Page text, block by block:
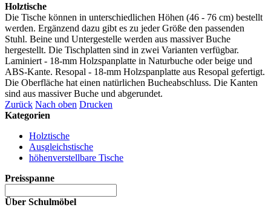
Holztische
Die Tische können in unterschiedlichen Höhen (46 - 76 cm) bestellt
werden. Ergänzend dazu gibt es zu jeder Größe den passenden
Stuhl. Beine und Untergestelle werden aus massiver Buche
hergestellt. Die Tischplatten sind in zwei Varianten verfügbar.
Laminiert - 18-mm Holzspanplatte in Naturbuche oder beige und
ABS-Kante. Resopal - 18-mm Holzspanplatte aus Resopal gefertigt.
Die Oberfläche hat einen natürlichen Bucheabschluss. Die Kanten
sind aus massiver Buche und abgerundet.
Zurück Nach oben Drucken
Kategorien
Holztische
Ausgleichstische
höhenverstellbare Tische
Preisspanne
Über Schulmöbel